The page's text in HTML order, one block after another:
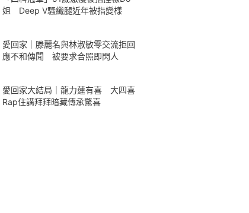
姐 Deep V騷纖腿近年被指變樣
愛回家｜滕麗名與林淑敏零交流拒回
應不和傳聞 被要求合照即閃人
愛回家大結局｜龍力蓮有喜 大四喜
Rap住講拜拜暗藏傳承驚喜